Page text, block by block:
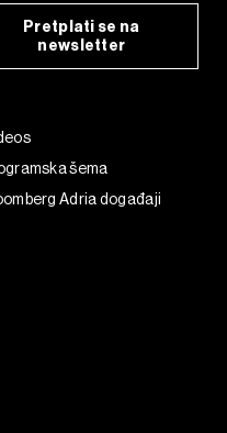
Pretplati se na
newsletter
šema
Adria događaji